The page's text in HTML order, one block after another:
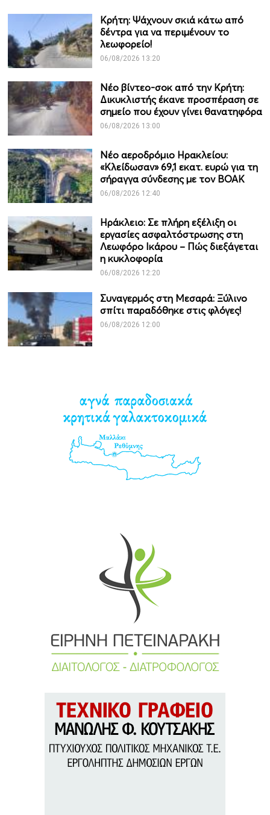
Κρήτη: Ψάχνουν σκιά κάτω από
δέντρα για να περιμένουν το
λεωφορείο!
06/08/2026 13:20
Νέο βίντεο-σοκ από την Κρήτη:
Δικυκλιστής έκανε προσπέραση σε
σημείο που έχουν γίνει θανατηφόρα
06/08/2026 13:00
Νέο αεροδρόμιο Ηρακλείου:
«Κλείδωσαν» 69,1 εκατ. ευρώ για τη
σήραγγα σύνδεσης με τον ΒΟΑΚ
06/08/2026 12:40
Ηράκλειο: Σε πλήρη εξέλιξη οι
εργασίες ασφαλτόστρωσης στη
Λεωφόρο Ικάρου – Πώς διεξάγεται
η κυκλοφορία
06/08/2026 12:20
Συναγερμός στη Μεσαρά: Ξύλινο
σπίτι παραδόθηκε στις φλόγες!
06/08/2026 12:00